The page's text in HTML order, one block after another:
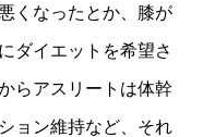
くなったとか、膝が
ダイエットを希望さ
らアスリートは体幹
ョン維持など、それ